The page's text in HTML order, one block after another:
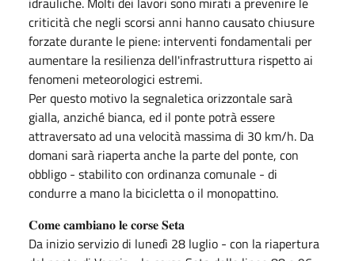
criticità che negli scorsi anni hanno causato chiusure
forzate durante le piene: interventi fondamentali per
aumentare la resilienza dell'infrastruttura rispetto ai
fenomeni meteorologici estremi.
Per questo motivo la segnaletica orizzontale sarà
gialla, anziché bianca, ed il ponte potrà essere
attraversato ad una velocità massima di 30 km/h. Da
domani sarà riaperta anche la parte del ponte, con
obbligo - stabilito con ordinanza comunale - di
condurre a mano la bicicletta o il monopattino.
𝐂𝐨𝐦𝐞 𝐜𝐚𝐦𝐛𝐢𝐚𝐧𝐨 𝐥𝐞 𝐜𝐨𝐫𝐬𝐞 𝐒𝐞𝐭𝐚
Da inizio servizio di lunedì 28 luglio - con la riapertura